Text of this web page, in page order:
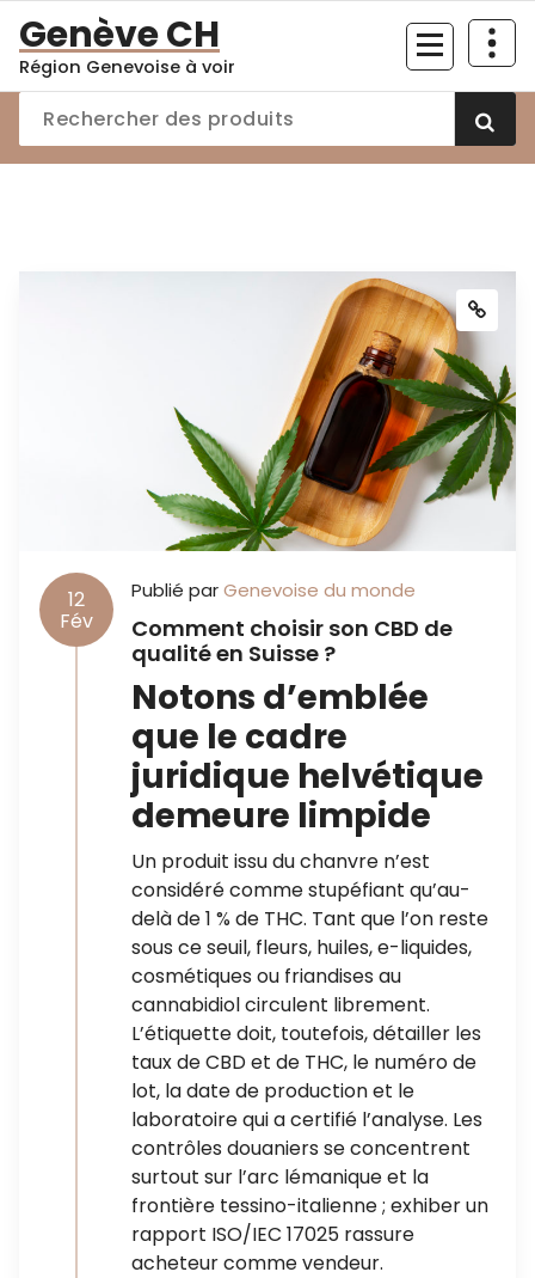
au
contenu
Genève CH
Région Genevoise à voir
12
Fév
Publié parGenevoise du monde
Comment choisir son CBD de
qualité en Suisse ?
Notons d’emblée
que le cadre
juridique helvétique
demeure limpide
Un produit issu du chanvre n’est
considéré comme stupéfiant qu’au-
delà de 1 % de THC. Tant que l’on reste
sous ce seuil, fleurs, huiles, e-liquides,
cosmétiques ou friandises au
cannabidiol circulent librement.
L’étiquette doit, toutefois, détailler les
taux de CBD et de THC, le numéro de
lot, la date de production et le
laboratoire qui a certifié l’analyse. Les
contrôles douaniers se concentrent
surtout sur l’arc lémanique et la
frontière tessino-italienne ; exhiber un
rapport ISO/IEC 17025 rassure
acheteur comme vendeur.